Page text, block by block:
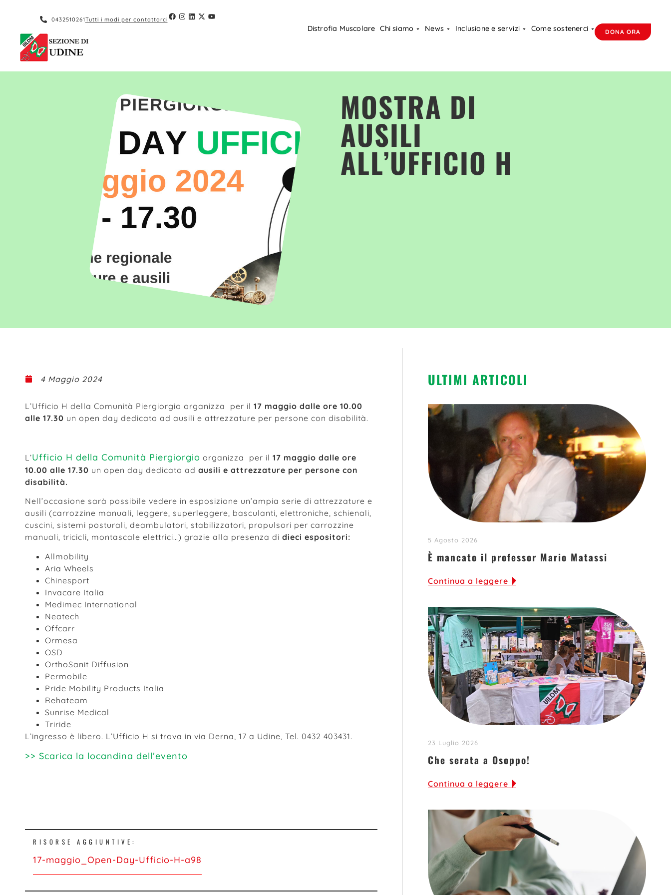
0432510261Tutti i modi per contattarci
Distrofia Muscolare Chi siamo News Inclusione e servizi Come sostenerci DONA ORA
MOSTRA DI
AUSILI
ALL’UFFICIO H
4 Maggio 2024
L’Ufficio H della Comunità Piergiorgio organizza per il 17 maggio dalle ore 10.00
alle 17.30 un open day dedicato ad ausili e attrezzature per persone con disabilità.
L’Ufficio H della Comunità Piergiorgio organizza per il 17 maggio dalle ore
10.00 alle 17.30 un open day dedicato ad ausili e attrezzature per persone con
disabilità.
Nell’occasione sarà possibile vedere in esposizione un’ampia serie di attrezzature e
ausili (carrozzine manuali, leggere, superleggere, basculanti, elettroniche, schienali,
cuscini, sistemi posturali, deambulatori, stabilizzatori, propulsori per carrozzine
manuali, tricicli, montascale elettrici…) grazie alla presenza di dieci espositori:
Allmobility
Aria Wheels
Chinesport
Invacare Italia
Medimec International
Neatech
Offcarr
Ormesa
OSD
OrthoSanit Diffusion
Permobile
Pride Mobility Products Italia
Rehateam
Sunrise Medical
Triride
L’ingresso è libero. L’Ufficio H si trova in via Derna, 17 a Udine, Tel. 0432 403431.
>> Scarica la locandina dell’evento
RISORSE AGGIUNTIVE:
17-maggio_Open-Day-Ufficio-H-a98
ULTIMI ARTICOLI
5 Agosto 2026
È mancato il professor Mario Matassi
Continua a leggere
23 Luglio 2026
Che serata a Osoppo!
Continua a leggere